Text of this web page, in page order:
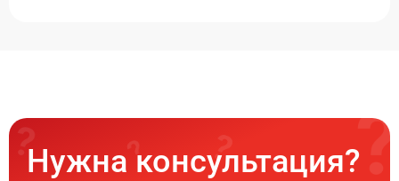
Нужна консультация?